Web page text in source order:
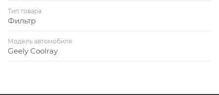
Тип товара
Фильтр
Модель автомобиля
Geely Coolray